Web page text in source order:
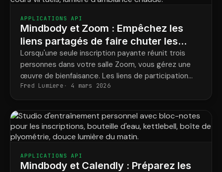
APPLICATIONS API
Mindbody et Zoom : Empêchez les
liens partagés de faire chuter les
revenus des cours
Lorsqu'une seule inscription payante réunit trois
personnes dans votre salle Zoom, vous gérez une
œuvre de bienfaisance. Les liens de participation
personnels garantissent que chaque participant a
bien payé.
Fred Lumiere 4 mars 2026
APPLICATIONS API
Mindbody et Calendly : Préparez les